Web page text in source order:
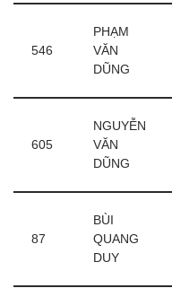
546
PHẠM
VĂN
DŨNG
605
NGUYỄN
VĂN
DŨNG
87
BÙI
QUANG
DUY